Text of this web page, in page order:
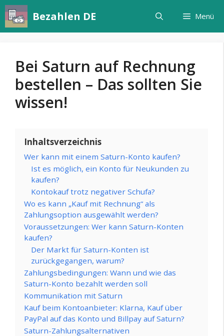
Zum
Inhalt
springen
Bezahlen DE Menü
Bei Saturn auf Rechnung
bestellen – Das sollten Sie
wissen!
Inhaltsverzeichnis
Wer kann mit einem Saturn-Konto kaufen?
Ist es möglich, ein Konto für Neukunden zu
kaufen?
Kontokauf trotz negativer Schufa?
Wo es kann „Kauf mit Rechnung“ als
Zahlungsoption ausgewählt werden?
Voraussetzungen: Wer kann Saturn-Konten
kaufen?
Der Markt für Saturn-Konten ist
zurückgegangen, warum?
Zahlungsbedingungen: Wann und wie das
Saturn-Konto bezahlt werden soll
Kommunikation mit Saturn
Kauf beim Kontoanbieter: Klarna, Kauf über
PayPal auf das Konto und Billpay auf Saturn?
Saturn-Zahlungsalternativen